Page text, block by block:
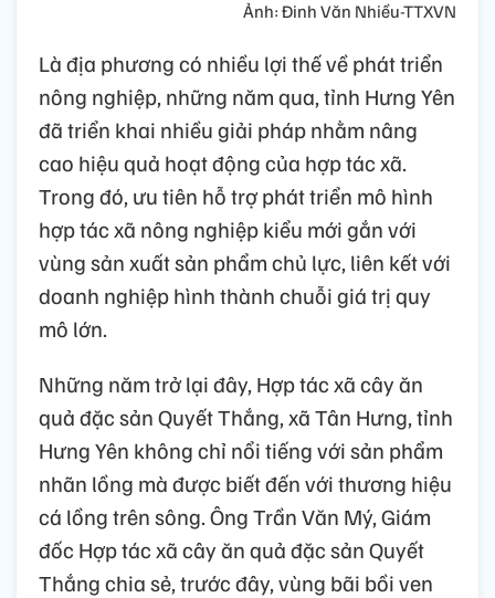
Ảnh: Đinh Văn Nhiều-TTXVN
Là địa phương có nhiều lợi thế về phát triển
nông nghiệp, những năm qua, tỉnh Hưng Yên
đã triển khai nhiều giải pháp nhằm nâng
cao hiệu quả hoạt động của hợp tác xã.
Trong đó, ưu tiên hỗ trợ phát triển mô hình
hợp tác xã nông nghiệp kiểu mới gắn với
vùng sản xuất sản phẩm chủ lực, liên kết với
doanh nghiệp hình thành chuỗi giá trị quy
mô lớn.
Những năm trở lại đây, Hợp tác xã cây ăn
quả đặc sản Quyết Thắng, xã Tân Hưng, tỉnh
Hưng Yên không chỉ nổi tiếng với sản phẩm
nhãn lồng mà được biết đến với thương hiệu
cá lồng trên sông. Ông Trần Văn Mý, Giám
đốc Hợp tác xã cây ăn quả đặc sản Quyết
Thắng chia sẻ, trước đây, vùng bãi bồi ven